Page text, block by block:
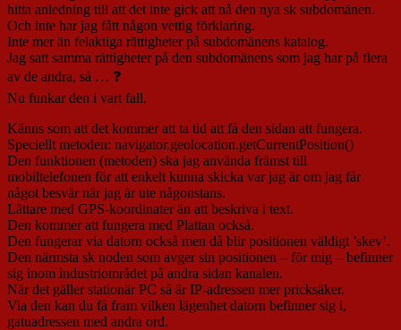
hitta anledning till att det inte gick att nå den nya sk subdomänen.
Och inte har jag fått någon vettig förklaring.
Inte mer än felaktiga rättigheter på subdomänens katalog.
Jag satt samma rättigheter på den subdomänens som jag har på flera
av de andra, så … ❓
Nu funkar den i vart fall.
Känns som att det kommer att ta tid att få den sidan att fungera.
Speciellt metoden: navigator.geolocation.getCurrentPosition()
Den funktionen (metoden) ska jag använda främst till
mobiltelefonen för att enkelt kunna skicka var jag är om jag får
något besvär när jag är ute någonstans.
Lättare med GPS-koordinater än att beskriva i text.
Den kommer att fungera med Plattan också.
Den fungerar via datorn också men då blir positionen väldigt ’skev’.
Den närmsta sk noden som avger sin positionen – för mig – befinner
sig inom industriområdet på andra sidan kanalen.
När det gäller stationär PC så är IP-adressen mer pricksäker.
Via den kan du få fram vilken lägenhet datorn befinner sig i,
gatuadressen med andra ord.